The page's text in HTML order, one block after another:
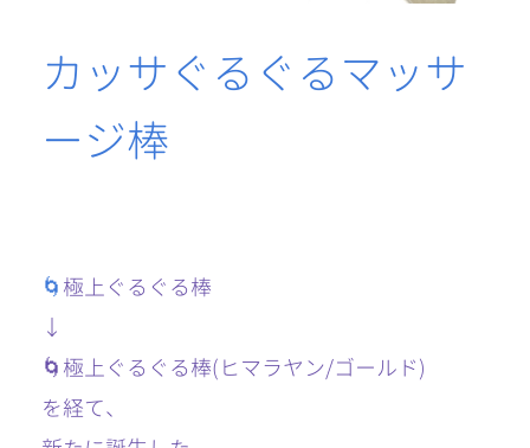
カッサぐるぐるマッサ
ージ棒
🌀極上ぐるぐる棒
↓
🌀極上ぐるぐる棒(ヒマラヤン/ゴールド)
を経て、